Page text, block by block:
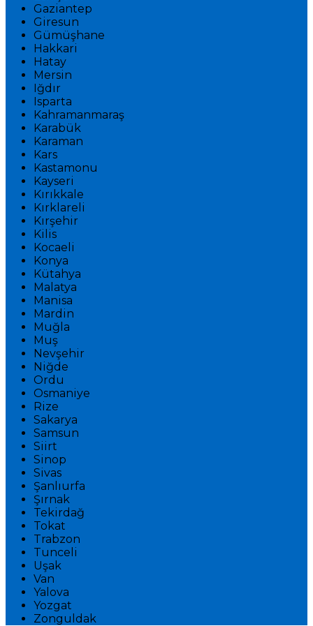
Gaziantep
Giresun
Gümüşhane
Hakkari
Hatay
Mersin
Iğdır
Isparta
Kahramanmaraş
Karabük
Karaman
Kars
Kastamonu
Kayseri
Kırıkkale
Kırklareli
Kırşehir
Kilis
Kocaeli
Konya
Kütahya
Malatya
Manisa
Mardin
Muğla
Muş
Nevşehir
Niğde
Ordu
Osmaniye
Rize
Sakarya
Samsun
Siirt
Sinop
Sivas
Şanlıurfa
Şırnak
Tekirdağ
Tokat
Trabzon
Tunceli
Uşak
Van
Yalova
Yozgat
Zonguldak